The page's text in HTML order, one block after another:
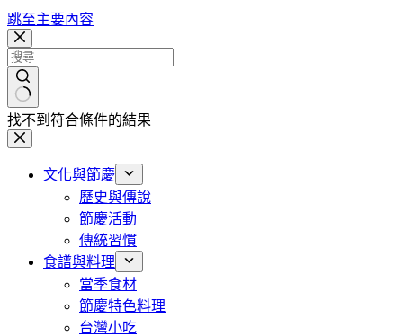
跳至主要內容
找不到符合條件的結果
文化與節慶
歷史與傳說
節慶活動
傳統習慣
食譜與料理
當季食材
節慶特色料理
台灣小吃